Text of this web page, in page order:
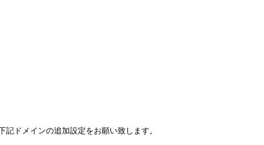
ドメインの追加設定をお願い致します。